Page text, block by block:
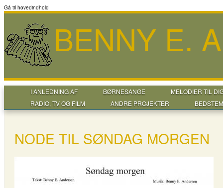
Gå til hovedindhold
BENNY E.
I ANLEDNING AF BØRNESANGE
MELODIER TIL
RADIO, TV OG FILM
ANDRE PROJEKTER
NODE TIL SØNDAG MORGEN